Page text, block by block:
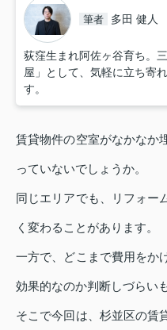
筆者 多田 健人
荻窪生まれ阿佐ヶ谷育ち。
屋」として、気軽に立ち寄
す。
賃貸物件の空室がなかなか
っていないでしょうか。
同じエリアでも、リフォー
く変わることがあります。
一方で、どこまで費用をか
効果的なのか判断しづらい
そこで今回は、杉並区の賃